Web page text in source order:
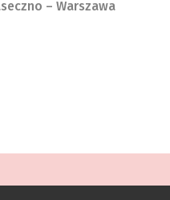
– Warszawa